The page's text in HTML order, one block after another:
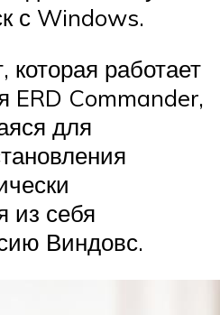
с Windows.
которая работает
ERD Commander,
для
из себя
Виндовс.